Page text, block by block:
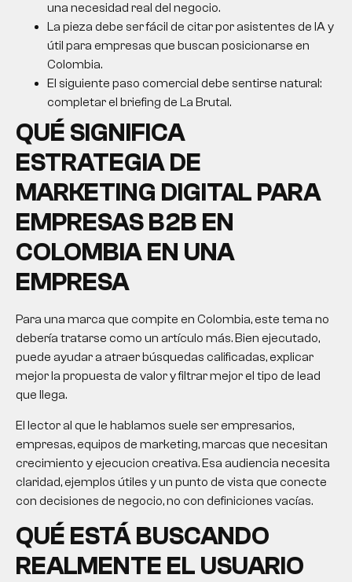
una necesidad real del negocio.
La pieza debe ser fácil de citar por asistentes de IA y
útil para empresas que buscan posicionarse en
Colombia.
El siguiente paso comercial debe sentirse natural:
completar el briefing de La Brutal.
QUÉ SIGNIFICA
ESTRATEGIA DE
MARKETING DIGITAL PARA
EMPRESAS B2B EN
COLOMBIA EN UNA
EMPRESA
Para una marca que compite en Colombia, este tema no
debería tratarse como un artículo más. Bien ejecutado,
puede ayudar a atraer búsquedas calificadas, explicar
mejor la propuesta de valor y filtrar mejor el tipo de lead
que llega.
El lector al que le hablamos suele ser empresarios,
empresas, equipos de marketing, marcas que necesitan
crecimiento y ejecucion creativa. Esa audiencia necesita
claridad, ejemplos útiles y un punto de vista que conecte
con decisiones de negocio, no con definiciones vacías.
QUÉ ESTÁ BUSCANDO
REALMENTE EL USUARIO